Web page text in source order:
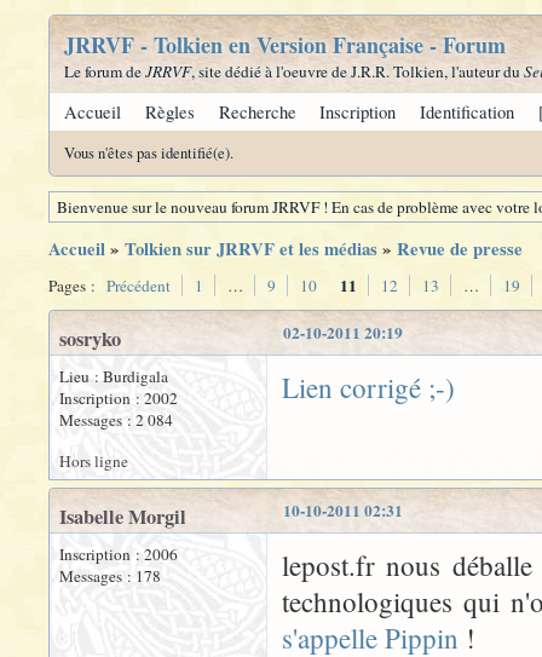
JRRVF - Tolkien en Version Française - Forum
Le forum deJRRVF, site dédié à l'oeuvre de J.R.R. Tolkien, l'auteur du
Accueil Règles Recherche Inscription Identification
Vous n'êtes pas identifié(e).
Bienvenue sur le nouveau forum JRRVF ! En cas de problème avec
Accueil» Tolkien sur JRRVF et les médias» Revue de presse
Pages : Précédent 1 … 9 10 11 12 13 … 19
02-10-2011 20:19
sosryko
Lieu : Burdigala
Inscription : 2002
Messages : 2 084
Lien corrigé ;-)
Hors ligne
10-10-2011 02:31
Isabelle Morgil
Inscription : 2006
Messages : 178
lepost.fr nous
technologiques qui
s'appelle Pippin !